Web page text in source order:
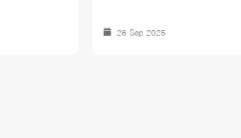
12 Mar 2026